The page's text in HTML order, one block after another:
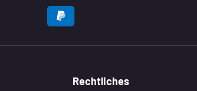
Rechtliches